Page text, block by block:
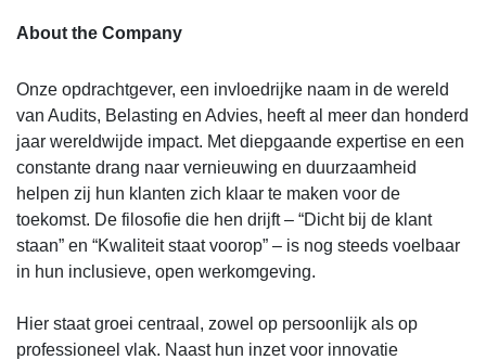
About the Company
Onze opdrachtgever, een invloedrijke naam in de wereld
van Audits, Belasting en Advies, heeft al meer dan honderd
jaar wereldwijde impact. Met diepgaande expertise en een
constante drang naar vernieuwing en duurzaamheid
helpen zij hun klanten zich klaar te maken voor de
toekomst. De filosofie die hen drijft – “Dicht bij de klant
staan” en “Kwaliteit staat voorop” – is nog steeds voelbaar
in hun inclusieve, open werkomgeving.
Hier staat groei centraal, zowel op persoonlijk als op
professioneel vlak. Naast hun inzet voor innovatie